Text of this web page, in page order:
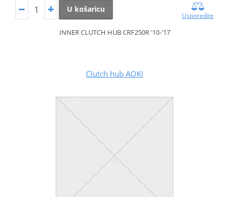
U košaricu
Usporedite
INNER CLUTCH HUB CRF250R '10-'17
Clutch hub AOKI